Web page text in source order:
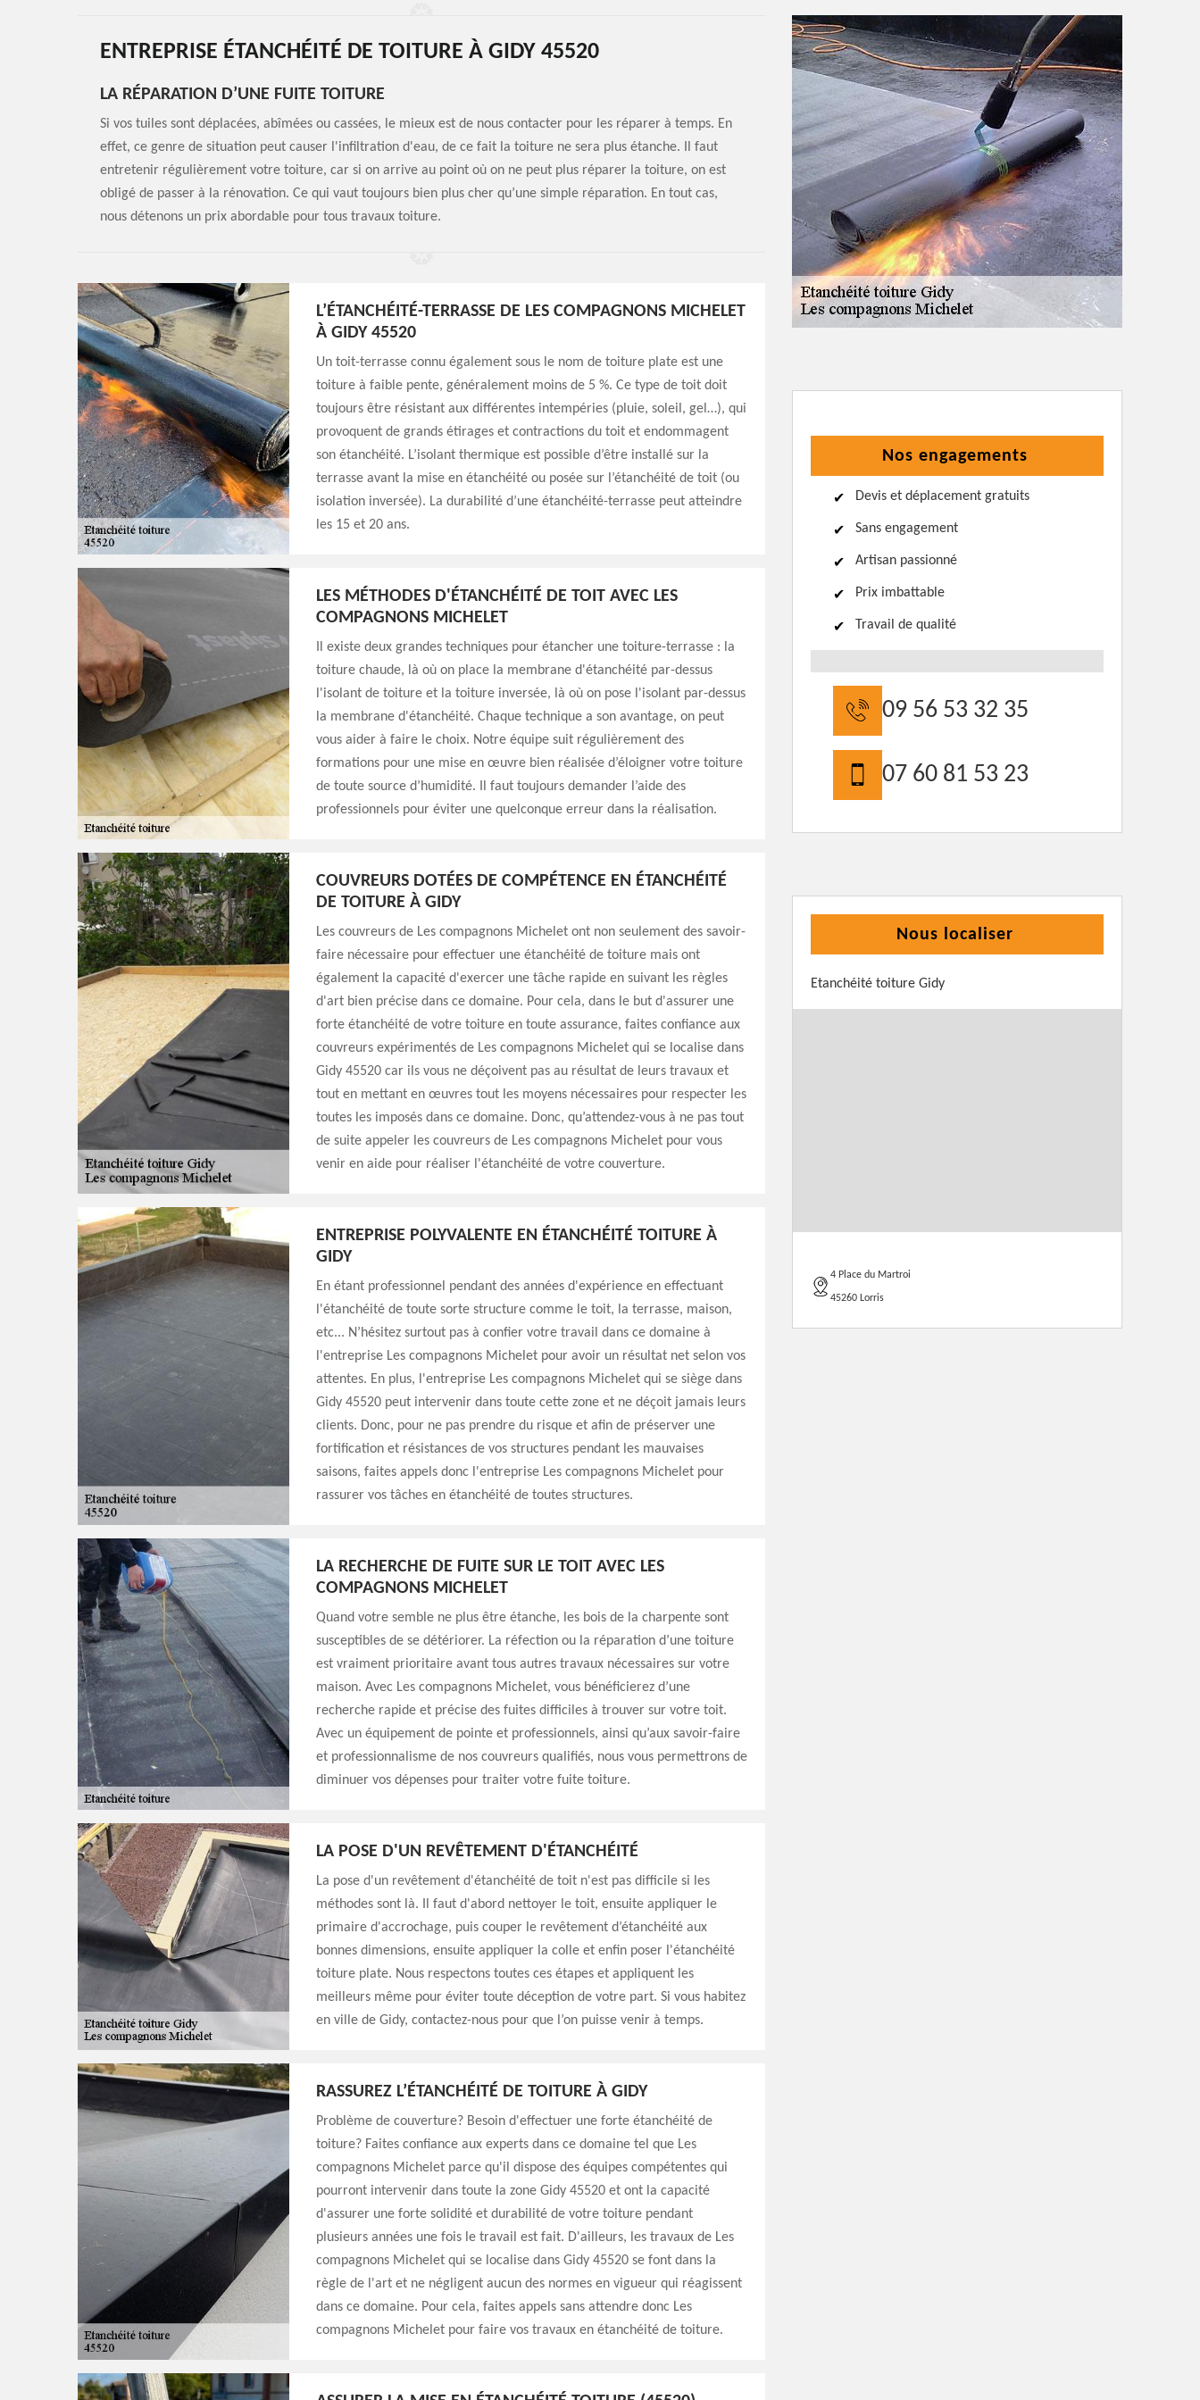
ENTREPRISE ÉTANCHÉITÉ DE TOITURE À GIDY 45520
LA RÉPARATION D’UNE FUITE TOITURE
Si vos tuiles sont déplacées, abîmées ou cassées, le mieux est de nous contacter pour les réparer à temps. En
effet, ce genre de situation peut causer l'infiltration d'eau, de ce fait la toiture ne sera plus étanche. Il faut
entretenir régulièrement votre toiture, car si on arrive au point où on ne peut plus réparer la toiture, on est
obligé de passer à la rénovation. Ce qui vaut toujours bien plus cher qu’une simple réparation. En tout cas,
nous détenons un prix abordable pour tous travaux toiture.
L’ÉTANCHÉITÉ-TERRASSE DE LES COMPAGNONS MICHELET
À GIDY 45520
Un toit-terrasse connu également sous le nom de toiture plate est une
toiture à faible pente, généralement moins de 5 %. Ce type de toit doit
toujours être résistant aux différentes intempéries (pluie, soleil, gel…), qui
provoquent de grands étirages et contractions du toit et endommagent
son étanchéité. L’isolant thermique est possible d’être installé sur la
terrasse avant la mise en étanchéité ou posée sur l’étanchéité de toit (ou
isolation inversée). La durabilité d’une étanchéité-terrasse peut atteindre
les 15 et 20 ans.
LES MÉTHODES D'ÉTANCHÉITÉ DE TOIT AVEC LES
COMPAGNONS MICHELET
Il existe deux grandes techniques pour étancher une toiture-terrasse : la
toiture chaude, là où on place la membrane d'étanchéité par-dessus
l'isolant de toiture et la toiture inversée, là où on pose l'isolant par-dessus
la membrane d'étanchéité. Chaque technique a son avantage, on peut
vous aider à faire le choix. Notre équipe suit régulièrement des
formations pour une mise en œuvre bien réalisée d’éloigner votre toiture
de toute source d’humidité. Il faut toujours demander l’aide des
professionnels pour éviter une quelconque erreur dans la réalisation.
COUVREURS DOTÉES DE COMPÉTENCE EN ÉTANCHÉITÉ
DE TOITURE À GIDY
Les couvreurs de Les compagnons Michelet ont non seulement des savoir-
faire nécessaire pour effectuer une étanchéité de toiture mais ont
également la capacité d'exercer une tâche rapide en suivant les règles
d'art bien précise dans ce domaine. Pour cela, dans le but d'assurer une
forte étanchéité de votre toiture en toute assurance, faites confiance aux
couvreurs expérimentés de Les compagnons Michelet qui se localise dans
Gidy 45520 car ils vous ne déçoivent pas au résultat de leurs travaux et
tout en mettant en œuvres tout les moyens nécessaires pour respecter les
toutes les imposés dans ce domaine. Donc, qu’attendez-vous à ne pas tout
de suite appeler les couvreurs de Les compagnons Michelet pour vous
venir en aide pour réaliser l'étanchéité de votre couverture.
ENTREPRISE POLYVALENTE EN ÉTANCHÉITÉ TOITURE À
GIDY
En étant professionnel pendant des années d'expérience en effectuant
l'étanchéité de toute sorte structure comme le toit, la terrasse, maison,
etc... N’hésitez surtout pas à confier votre travail dans ce domaine à
l'entreprise Les compagnons Michelet pour avoir un résultat net selon vos
attentes. En plus, l'entreprise Les compagnons Michelet qui se siège dans
Gidy 45520 peut intervenir dans toute cette zone et ne déçoit jamais leurs
clients. Donc, pour ne pas prendre du risque et afin de préserver une
fortification et résistances de vos structures pendant les mauvaises
saisons, faites appels donc l'entreprise Les compagnons Michelet pour
rassurer vos tâches en étanchéité de toutes structures.
LA RECHERCHE DE FUITE SUR LE TOIT AVEC LES
COMPAGNONS MICHELET
Quand votre semble ne plus être étanche, les bois de la charpente sont
susceptibles de se détériorer. La réfection ou la réparation d’une toiture
est vraiment prioritaire avant tous autres travaux nécessaires sur votre
maison. Avec Les compagnons Michelet, vous bénéficierez d’une
recherche rapide et précise des fuites difficiles à trouver sur votre toit.
Avec un équipement de pointe et professionnels, ainsi qu’aux savoir-faire
et professionnalisme de nos couvreurs qualifiés, nous vous permettrons de
diminuer vos dépenses pour traiter votre fuite toiture.
LA POSE D'UN REVÊTEMENT D'ÉTANCHÉITÉ
La pose d'un revêtement d'étanchéité de toit n'est pas difficile si les
méthodes sont là. Il faut d'abord nettoyer le toit, ensuite appliquer le
primaire d'accrochage, puis couper le revêtement d’étanchéité aux
bonnes dimensions, ensuite appliquer la colle et enfin poser l'étanchéité
toiture plate. Nous respectons toutes ces étapes et appliquent les
meilleurs même pour éviter toute déception de votre part. Si vous habitez
en ville de Gidy, contactez-nous pour que l’on puisse venir à temps.
RASSUREZ L’ÉTANCHÉITÉ DE TOITURE À GIDY
Problème de couverture? Besoin d'effectuer une forte étanchéité de
toiture? Faites confiance aux experts dans ce domaine tel que Les
compagnons Michelet parce qu'il dispose des équipes compétentes qui
pourront intervenir dans toute la zone Gidy 45520 et ont la capacité
d'assurer une forte solidité et durabilité de votre toiture pendant
plusieurs années une fois le travail est fait. D'ailleurs, les travaux de Les
compagnons Michelet qui se localise dans Gidy 45520 se font dans la
règle de l'art et ne négligent aucun des normes en vigueur qui réagissent
dans ce domaine. Pour cela, faites appels sans attendre donc Les
compagnons Michelet pour faire vos travaux en étanchéité de toiture.
Nos engagements
Devis et déplacement gratuits
Sans engagement
Artisan passionné
Prix imbattable
Travail de qualité
09 56 53 32 35
07 60 81 53 23
Nous localiser
Etanchéité toiture Gidy
4 Place du Martroi
45260 Lorris